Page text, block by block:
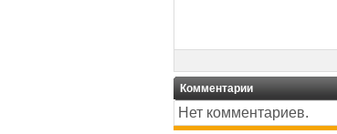
Комментарии
Нет комментариев.